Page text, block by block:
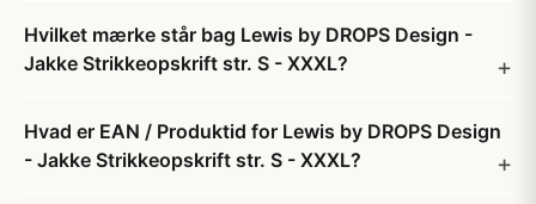
Hvilket mærke står bag Lewis by DROPS Design -
Jakke Strikkeopskrift str. S - XXXL?
Hvad er EAN / Produktid for Lewis by DROPS Design
- Jakke Strikkeopskrift str. S - XXXL?